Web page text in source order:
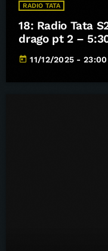
RADIO TATA
18: Radio Tata
drago pt 2 – 5:30 Saint George and the
dragon pt 2
today 11/12/2025 - 23:00